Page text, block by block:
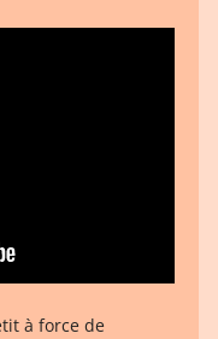
à force de